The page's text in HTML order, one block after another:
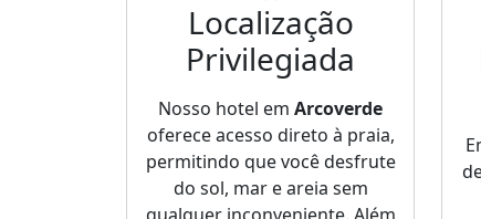
Localização
Privilegiada
Nosso hotel em Arcoverde
oferece acesso direto à praia,
permitindo que você desfrute
do sol, mar e areia sem